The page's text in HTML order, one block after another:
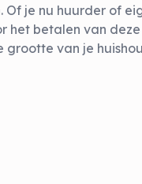
je nu huurder of
het betalen van
grootte van je